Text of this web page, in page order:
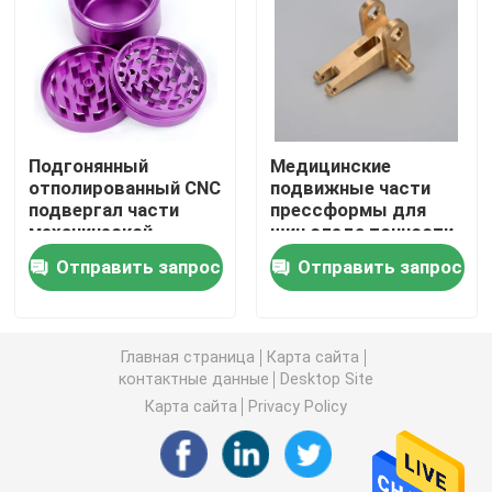
CNC подвергал пластиковые части механической
CNC подвергал космические части механической
Керамические изделия точности
Этап XYZ линейный
Компоненты точности медицинские
Части робота металла
Подгонянный
отполированный CNC
подвергал части
механической
обработке точности
для медицинского
оборудования
Отправить запрос
Медицинские
подвижные части
прессформы для
шин следа точности
Parts/3D/Vertical для
медицинской
службы
Отправить запрос
Главная страница
Карта сайта
контактные данные
Desktop Site
Карта сайта
Privacy Policy